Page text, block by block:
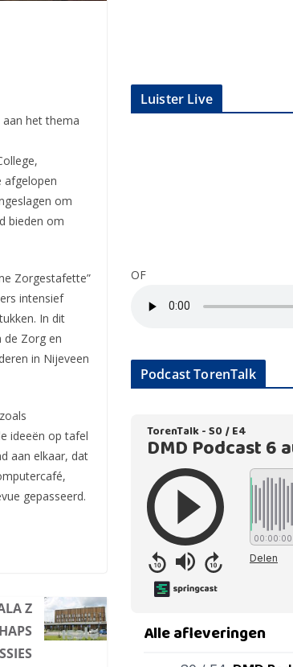
het thema
afgelopen
om
bieden om
Zorgestafette”
intensief
In dit
de Zorg en
in Nijeveen
ideeën op tafel
aan elkaar, dat
gepasseerd.
Z
Luister Live
OF
Podcast TorenTalk